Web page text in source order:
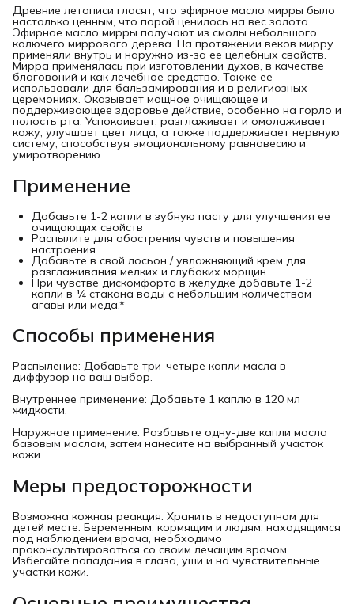
Древние летописи гласят, что эфирное масло мирры было
настолько ценным, что порой ценилось на вес золота.
Эфирное масло мирры получают из смолы небольшого
колючего миррового дерева. На протяжении веков мирру
применяли внутрь и наружно из-за ее целебных свойств.
Мирра применялась при изготовлении духов, в качестве
благовоний и как лечебное средство. Также ее
использовали для бальзамирования и в религиозных
церемониях. Оказывает мощное очищающее и
поддерживающее здоровье действие, особенно на горло и
полость рта. Успокаивает, разглаживает и омолаживает
кожу, улучшает цвет лица, а также поддерживает нервную
систему, способствуя эмоциональному равновесию и
умиротворению.
Применение
Добавьте 1-2 капли в зубную пасту для улучшения ее
очищающих свойств
Распылите для обострения чувств и повышения
настроения.
Добавьте в свой лосьон / увлажняющий крем для
разглаживания мелких и глубоких морщин.
При чувстве дискомфорта в желудке добавьте 1-2
капли в ¼ стакана воды с небольшим количеством
агавы или меда.*
Способы применения
Распыление: Добавьте три-четыре капли масла в
диффузор на ваш выбор.
Внутреннее применение: Добавьте 1 каплю в 120 мл
жидкости.
Наружное применение: Разбавьте одну-две капли масла
базовым маслом, затем нанесите на выбранный участок
кожи.
Меры предосторожности
Возможна кожная реакция. Хранить в недоступном для
детей месте. Беременным, кормящим и людям, находящимся
под наблюдением врача, необходимо
проконсультироваться со своим лечащим врачом.
Избегайте попадания в глаза, уши и на чувствительные
участки кожи.